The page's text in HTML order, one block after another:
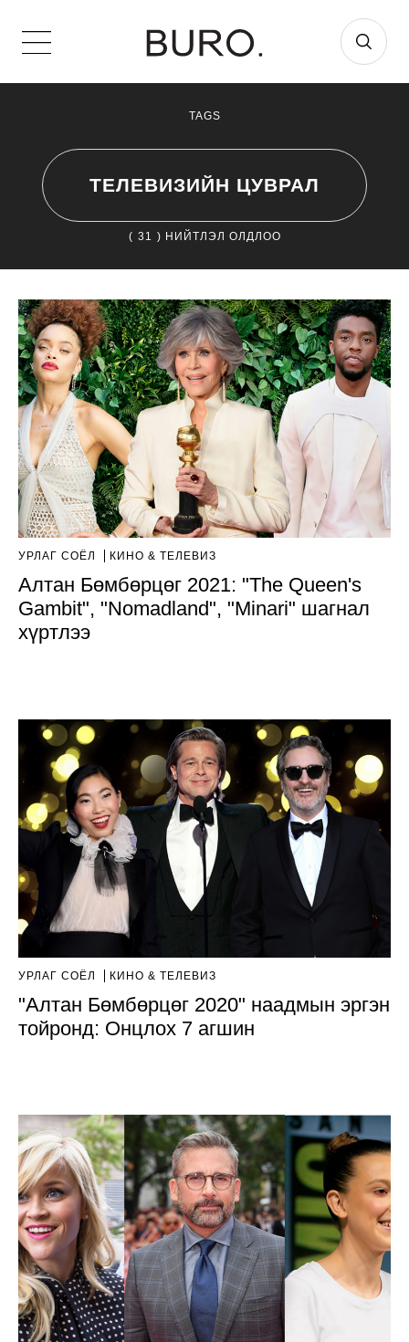
TAGS
ТЕЛЕВИЗИЙН ЦУВРАЛ
( 31 ) НИЙТЛЭЛ ОЛДЛОО
УРЛАГ СОЁЛ КИНО & ТЕЛЕВИЗ
Алтан Бөмбөрцөг 2021: "The Queen's
Gambit", "Nomadland", "Minari" шагнал
хүртлээ
УРЛАГ СОЁЛ КИНО & ТЕЛЕВИЗ
"Алтан Бөмбөрцөг 2020" наадмын эргэн
тойронд: Онцлох 7 агшин